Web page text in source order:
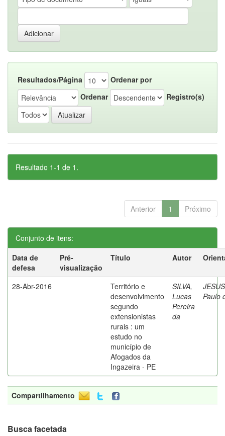
Resultados/Página
Ordenar por
Ordenar
Registro(s)
Resultado 1-1 de 1.
Anterior 1 Próximo
Conjunto de itens:
Data de
defesa
Pré-
visualização
Título Autor
28-Abr-2016
Território e
desenvolvimento
segundo
extensionistas
rurais : um
estudo no
município de
Afogados da
Ingazeira - PE
SILVA,
Lucas
Pereira
da
Paulo
Compartilhamento
Busca facetada